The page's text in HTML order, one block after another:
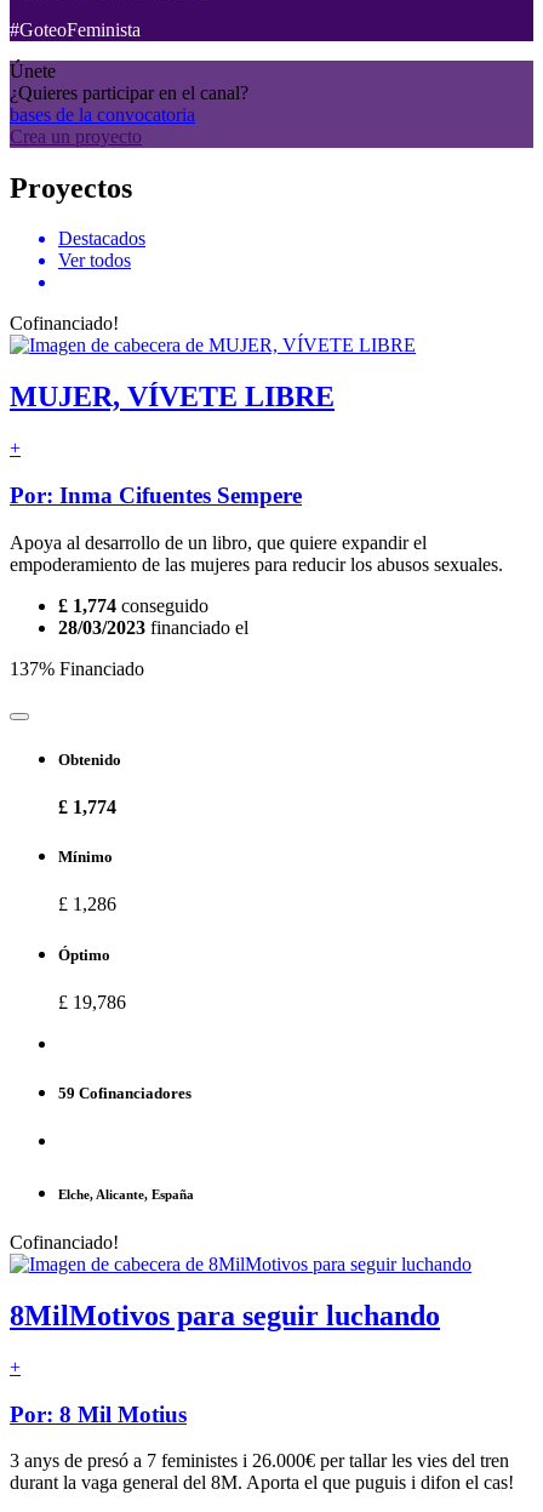
#GoteoFeminista
Únete
¿Quieres participar en el canal?
bases de la convocatoria
Crea un proyecto
Proyectos
Destacados
Ver todos
Cofinanciado!
MUJER, VÍVETE LIBRE
+
Por: Inma Cifuentes Sempere
Apoya al desarrollo de un libro, que quiere expandir el
empoderamiento de las mujeres para reducir los abusos sexuales.
£ 1,774 conseguido
28/03/2023 financiado el
137% Financiado
Obtenido
£ 1,774
Mínimo
£ 1,286
Óptimo
£ 19,786
59 Cofinanciadores
Elche, Alicante, España
Cofinanciado!
8MilMotivos para seguir luchando
+
Por: 8 Mil Motius
3 anys de presó a 7 feministes i 26.000€ per tallar les vies del tren
durant la vaga general del 8M. Aporta el que puguis i difon el cas!